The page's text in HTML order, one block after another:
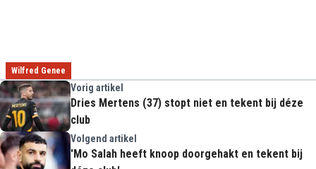
Wilfred Genee
Vorig artikel
Dries Mertens (37) stopt niet en tekent bij déze
club
Volgend artikel
'Mo Salah heeft knoop doorgehakt en tekent bij